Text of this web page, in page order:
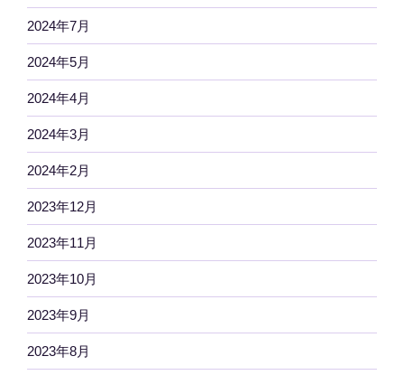
2024年7月
2024年5月
2024年4月
2024年3月
2024年2月
2023年12月
2023年11月
2023年10月
2023年9月
2023年8月